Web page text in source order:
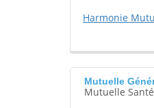
Harmonie
Mutuelle
Mutuelle